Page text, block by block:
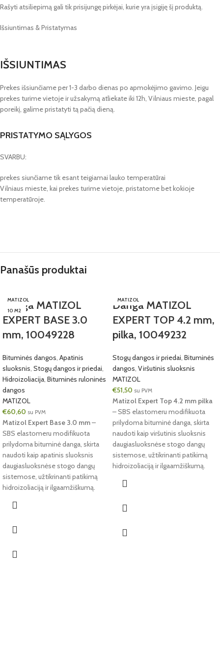
Rašyti atsiliepimą gali tik prisijungę pirkėjai, kurie yra įsigiję šį produktą.
Išsiuntimas & Pristatymas
IŠSIUNTIMAS
Prekes išsiunčiame per 1-3 darbo dienas po apmokėjimo gavimo. Jeigu
prekes turime vietoje ir užsakymą atliekate iki 12h, Vilniaus mieste, pagal
poreikį, galime pristatyti tą pačią dieną.
PRISTATYMO SĄLYGOS
SVARBU:
prekes siunčiame tik esant teigiamai lauko temperatūrai
Vilniaus mieste, kai prekes turime vietoje, pristatome bet kokioje
temperatūroje.
Panašūs produktai
MATIZOL
10 M2
Danga MATIZOL
EXPERT BASE 3.0
mm, 10049228
Bituminės dangos, Apatinis
sluoksnis, Stogų dangos ir priedai,
Hidroizoliacija, Bituminės ruloninės
dangos
MATIZOL
€60,60 su PVM
Matizol Expert Base 3.0 mm–
SBS elastomeru modifikuota
prilydoma bituminė danga, skirta
naudoti kaip apatinis sluoksnis
daugiasluoksnėse stogo dangų
sistemose, užtikrinanti patikimą
hidroizoliaciją ir ilgaamžiškumą.
MATIZOL
Danga MATIZOL
EXPERT TOP 4.2 mm,
pilka, 10049232
Stogų dangos ir priedai, Bituminės
dangos, Viršutinis sluoksnis
MATIZOL
€51,50 su PVM
Matizol Expert Top 4.2 mm pilka
– SBS elastomeru modifikuota
prilydoma bituminė danga, skirta
naudoti kaip viršutinis sluoksnis
daugiasluoksnėse stogo dangų
sistemose, užtikrinanti patikimą
hidroizoliaciją ir ilgaamžiškumą.